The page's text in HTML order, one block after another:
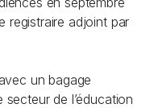
registraire adjoint par
un bagage
secteur de l’éducation